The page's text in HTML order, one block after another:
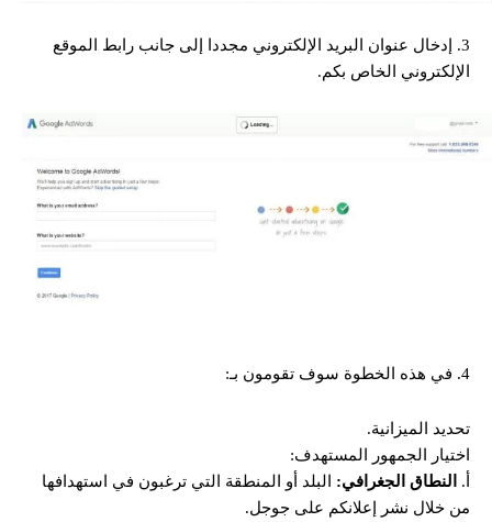
3. إدخال عنوان البريد الإلكتروني مجددا إلى جانب رابط الموقع
الإلكتروني الخاص بكم.
4. في هذه الخطوة سوف تقومون بـ:
تحديد الميزانية.
اختيار الجمهور المستهدف:
أ.
النطاق الجغرافي: البلد أو المنطقة التي ترغبون في استهدافها
من خلال نشر إعلانكم على جوجل.